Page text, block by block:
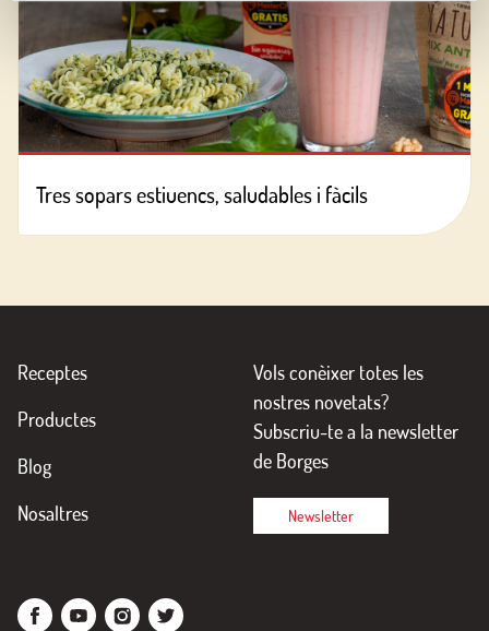
Tres sopars estiuencs, saludables i fàcils
Receptes
Productes
Blog
Nosaltres
Vols conèixer totes les
nostres novetats?
Subscriu-te a la newsletter
de Borges
Newsletter